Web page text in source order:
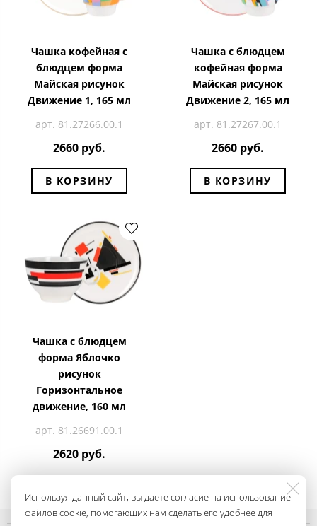
Чашка кофейная с
блюдцем форма
Майская рисунок
Движение 1, 165 мл
арт. 81.27266.00.1
2660 руб.
В КОРЗИНУ
Чашка с блюдцем
кофейная форма
Майская рисунок
Движение 2, 165 мл
арт. 81.27267.00.1
2660 руб.
В КОРЗИНУ
Чашка с блюдцем
форма Яблочко
рисунок
Горизонтальное
движение, 160 мл
арт. 81.26691.00.1
2620 руб.
Используя данный сайт, вы даете согласие на использование
файлов cookie, помогающих нам сделать его удобнее для